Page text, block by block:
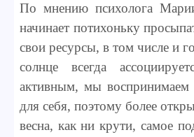
По мнению психолога
начинает потихоньку
свои ресурсы, в том числе и
солнце всегда
активным, мы воспринимаем
для себя, поэтому более
весна, как ни крути, самое